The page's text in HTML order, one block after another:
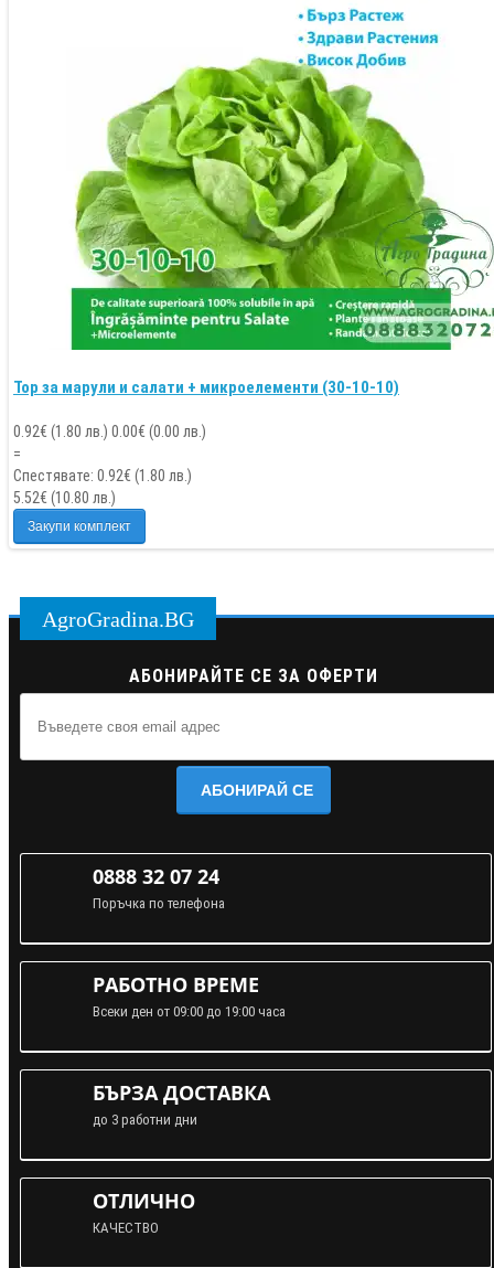
Тор за марули и салати + микроелементи (30-10-10)
0.92€ (1.80 лв.) 0.00€ (0.00 лв.)
=
Спестявате: 0.92€ (1.80 лв.)
5.52€ (10.80 лв.)
Закупи комплект
AgroGradina.BG
АБОНИРАЙТЕ СЕ ЗА ОФЕРТИ
АБОНИРАЙ СЕ
0888 32 07 24
Поръчка по телефона
РАБОТНО ВРЕМЕ
Всеки ден от 09:00 до 19:00 часа
БЪРЗА ДОСТАВКА
до 3 работни дни
ОТЛИЧНО
КАЧЕСТВО